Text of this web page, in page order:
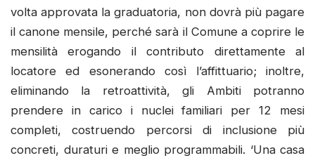
volta approvata la graduatoria, non dovrà più pagare
il canone mensile, perché sarà il Comune a coprire le
mensilità erogando il contributo direttamente al
locatore ed esonerando così l’affittuario; inoltre,
eliminando la retroattività, gli Ambiti potranno
prendere in carico i nuclei familiari per 12 mesi
completi, costruendo percorsi di inclusione più
concreti, duraturi e meglio programmabili. ‘Una casa